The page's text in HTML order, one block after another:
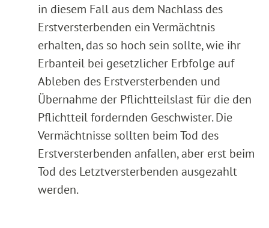
in diesem Fall aus dem Nachlass des
Erstversterbenden ein Vermächtnis
erhalten, das so hoch sein sollte, wie ihr
Erbanteil bei gesetzlicher Erbfolge auf
Ableben des Erstversterbenden und
Übernahme der Pflichtteilslast für die den
Pflichtteil fordernden Geschwister. Die
Vermächtnisse sollten beim Tod des
Erstversterbenden anfallen, aber erst beim
Tod des Letztversterbenden ausgezahlt
werden.